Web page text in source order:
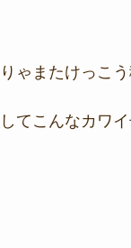
ゃまたけっこ
てこんなカワ